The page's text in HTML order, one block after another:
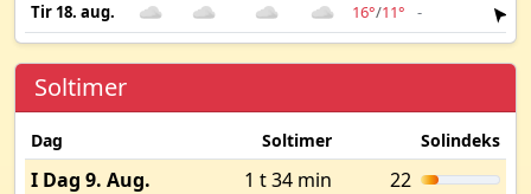
Tir 18. aug.
16°/11° -
Soltimer
Dag Soltimer Solindeks
I Dag 9. Aug. 1 t 34 min
22